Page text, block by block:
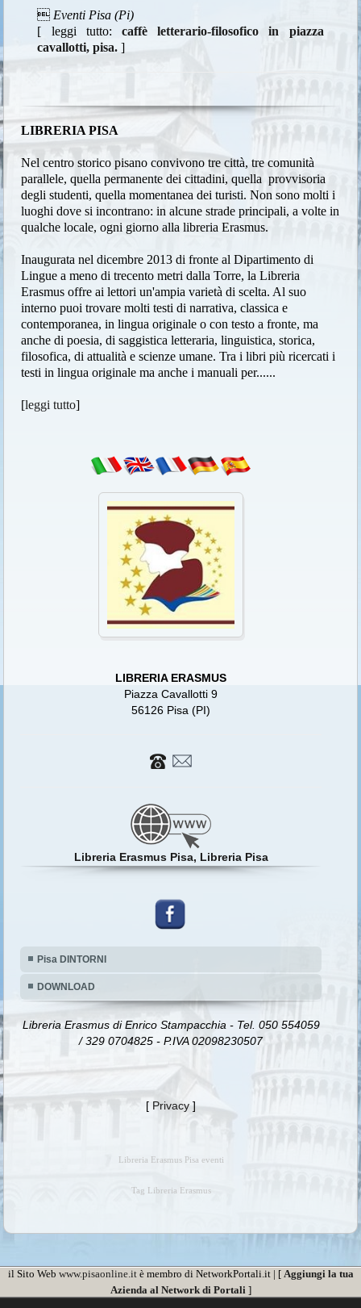
 Eventi Pisa (Pi)
[ leggi tutto: caffè letterario-filosofico in piazza
cavallotti, pisa. ]
LIBRERIA PISA
Nel centro storico pisano convivono tre città, tre comunità
parallele, quella permanente dei cittadini, quella provvisoria
degli studenti, quella momentanea dei turisti. Non sono molti i
luoghi dove si incontrano: in alcune strade principali, a volte in
qualche locale, ogni giorno alla libreria Erasmus.
Inaugurata nel dicembre 2013 di fronte al Dipartimento di
Lingue a meno di trecento metri dalla Torre, la Libreria
Erasmus offre ai lettori un'ampia varietà di scelta. Al suo
interno puoi trovare molti testi di narrativa, classica e
contemporanea, in lingua originale o con testo a fronte, ma
anche di poesia, di saggistica letteraria, linguistica, storica,
filosofica, di attualità e scienze umane. Tra i libri più ricercati i
testi in lingua originale ma anche i manuali per......
[leggi tutto]
LIBRERIA ERASMUS
Piazza Cavallotti 9
56126 Pisa (PI)
Libreria Erasmus Pisa, Libreria Pisa
Pisa DINTORNI
DOWNLOAD
Libreria Erasmus di Enrico Stampacchia - Tel. 050 554059
/ 329 0704825 - P.IVA 02098230507
[ Privacy ]
Libreria Erasmus Pisa eventi
Tag Libreria Erasmus
il Sito Web www.pisaonline.itè membro di NetworkPortali.it | [ Aggiungi la tua
Azienda al Network di Portali ]